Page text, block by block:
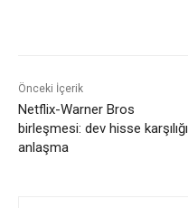
Önceki İçerik
Netflix-Warner Bros
birleşmesi: dev hisse karşılığı
anlaşma